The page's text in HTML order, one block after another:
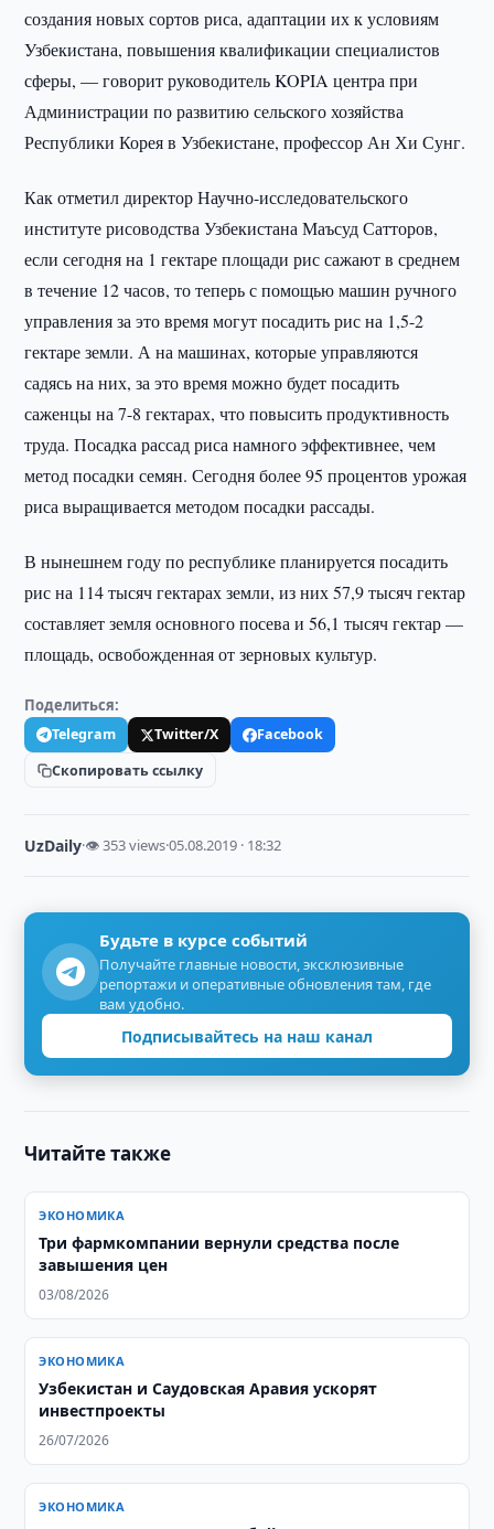
создания новых сортов риса, адаптации их к условиям
Узбекистана, повышения квалификации специалистов
сферы, — говорит руководитель KOPIA центра при
Администрации по развитию сельского хозяйства
Республики Корея в Узбекистане, профессор Ан Хи Сунг.
Как отметил директор Научно-исследовательского
институте рисоводства Узбекистана Маъсуд Сатторов,
если сегодня на 1 гектаре площади рис сажают в среднем
в течение 12 часов, то теперь с помощью машин ручного
управления за это время могут посадить рис на 1,5-2
гектаре земли. А на машинах, которые управляются
садясь на них, за это время можно будет посадить
саженцы на 7-8 гектарах, что повысить продуктивность
труда. Посадка рассад риса намного эффективнее, чем
метод посадки семян. Сегодня более 95 процентов урожая
риса выращивается методом посадки рассады.
В нынешнем году по республике планируется посадить
рис на 114 тысяч гектарах земли, из них 57,9 тысяч гектар
составляет земля основного посева и 56,1 тысяч гектар —
площадь, освобожденная от зерновых культур.
Поделиться:
Telegram Twitter/X
Facebook
Скопировать ссылку
UzDaily·👁 353 views·05.08.2019 · 18:32
Будьте в курсе событий
Получайте главные новости, эксклюзивные
репортажи и оперативные обновления там, где
вам удобно.
Подписывайтесь на наш канал
Читайте также
ЭКОНОМИКА
Три фармкомпании вернули средства после
завышения цен
03/08/2026
ЭКОНОМИКА
Узбекистан и Саудовская Аравия ускорят
инвестпроекты
26/07/2026
ЭКОНОМИКА